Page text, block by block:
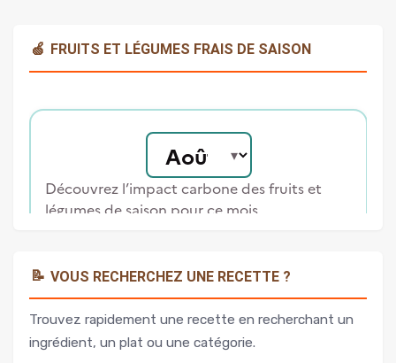
🍏 FRUITS ET LÉGUMES FRAIS DE SAISON
📝 VOUS RECHERCHEZ UNE RECETTE ?
Trouvez rapidement une recette en recherchant un
ingrédient, un plat ou une catégorie.